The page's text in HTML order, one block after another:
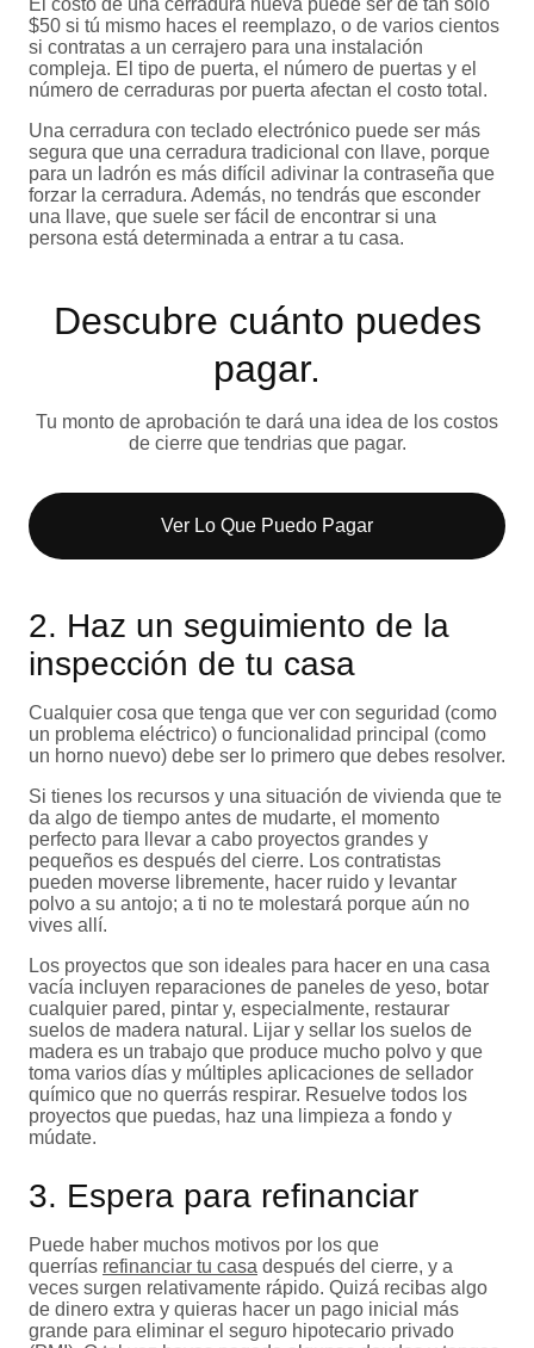
El costo de una cerradura nueva puede ser de tan solo
$50 si tú mismo haces el reemplazo, o de varios cientos
si contratas a un cerrajero para una instalación
compleja. El tipo de puerta, el número de puertas y el
número de cerraduras por puerta afectan el costo total.
Una cerradura con teclado electrónico puede ser más
segura que una cerradura tradicional con llave, porque
para un ladrón es más difícil adivinar la contraseña que
forzar la cerradura. Además, no tendrás que esconder
una llave, que suele ser fácil de encontrar si una
persona está determinada a entrar a tu casa.
Descubre cuánto puedes
pagar.
Tu monto de aprobación te dará una idea de los costos
de cierre que tendrias que pagar.
Ver Lo Que Puedo Pagar​
2. Haz un seguimiento de la
inspección de tu casa
Cualquier cosa que tenga que ver con seguridad (como
un problema eléctrico) o funcionalidad principal (como
un horno nuevo) debe ser lo primero que debes resolver.
Si tienes los recursos y una situación de vivienda que te
da algo de tiempo antes de mudarte, el momento
perfecto para llevar a cabo proyectos grandes y
pequeños es después del cierre. Los contratistas
pueden moverse libremente, hacer ruido y levantar
polvo a su antojo; a ti no te molestará porque aún no
vives allí.
Los proyectos que son ideales para hacer en una casa
vacía incluyen reparaciones de paneles de yeso, botar
cualquier pared, pintar y, especialmente, restaurar
suelos de madera natural. Lijar y sellar los suelos de
madera es un trabajo que produce mucho polvo y que
toma varios días y múltiples aplicaciones de sellador
químico que no querrás respirar. Resuelve todos los
proyectos que puedas, haz una limpieza a fondo y
múdate.
3. Espera para refinanciar
Puede haber muchos motivos por los que
querrías refinanciar tu casa después del cierre, y a
veces surgen relativamente rápido. Quizá recibas algo
de dinero extra y quieras hacer un pago inicial más
grande para eliminar el seguro hipotecario privado